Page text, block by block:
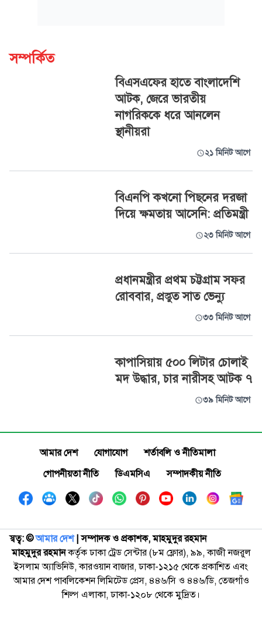
সম্পর্কিত
বিএসএফের হাতে বাংলাদেশি
আটক, জেরে ভারতীয়
নাগরিককে ধরে আনলেন
স্থানীয়রা
২১ মিনিট আগে
বিএনপি কখনো পিছনের দরজা
দিয়ে ক্ষমতায় আসেনি: প্রতিমন্ত্রী
২৩ মিনিট আগে
প্রধানমন্ত্রীর প্রথম চট্টগ্রাম সফর
রোববার, প্রস্তুত সাত ভেন্যু
৩৩ মিনিট আগে
কাপাসিয়ায় ৫০০ লিটার চোলাই
মদ উদ্ধার, চার নারীসহ আটক ৭
৩৯ মিনিট আগে
আমার দেশ যোগাযোগ
শর্তাবলি ও নীতিমালা
গোপনীয়তা নীতি
ডিএমসিএ সম্পাদকীয় নীতি
স্বত্ব: ©️আমার দেশ| সম্পাদক ও প্রকাশক, মাহমুদুর রহমান
মাহমুদুর রহমানকর্তৃক ঢাকা ট্রেড সেন্টার (৮ম ফ্লোর), ৯৯, কাজী নজরুল
ইসলাম অ্যাভিনিউ, কারওয়ান বাজার, ঢাকা-১২১৫ থেকে প্রকাশিত এবং
আমার দেশ পাবলিকেশন লিমিটেড প্রেস, ৪৪৬/সি ও ৪৪৬/ডি, তেজগাঁও
শিল্প এলাকা, ঢাকা-১২০৮ থেকে মুদ্রিত।